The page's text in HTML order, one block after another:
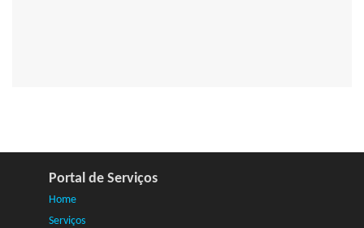
Portal de Serviços
Home
Serviços